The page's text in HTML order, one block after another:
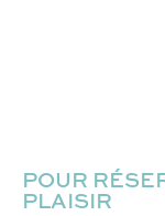
POUR
PLAISIR